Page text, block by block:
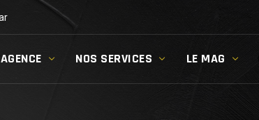
NOS SERVICES LE MAG